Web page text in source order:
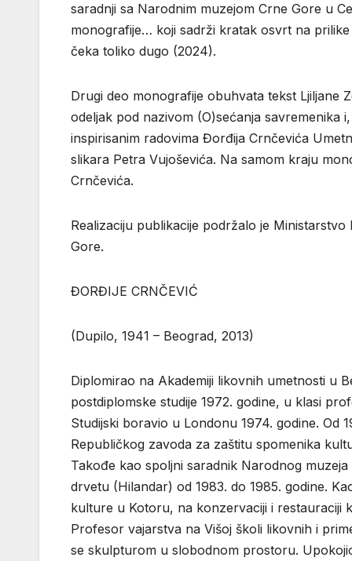
saradnji sa Narodnim muzejom Crne Gore u
monografije… koji sadrži kratak osvrt na
čeka toliko dugo (2024).
Drugi deo monografije obuhvata tekst Ljiljane
odeljak pod nazivom (O)sećanja savremenika
inspirisanim radovima Đorđija Crnčevića
slikara Petra Vujoševića. Na samom kraju
Crnčevića.
Realizaciju publikacije podržalo je
Gore.
ĐORĐIJE CRNČEVIĆ
(Dupilo, 1941 – Beograd, 2013)
Diplomirao na Akademiji likovnih umetnosti u
postdiplomske studije 1972. godine, u klasi
Studijski boravio u Londonu 1974. godine. Od
Republičkog zavoda za zaštitu spomenika
Takođe kao spoljni saradnik Narodnog
drvetu (Hilandar) od 1983. do 1985. godine.
kulture u Kotoru, na konzervaciji i restauraciji
Profesor vajarstva na Višoj školi likovnih i
se skulpturom u slobodnom prostoru.